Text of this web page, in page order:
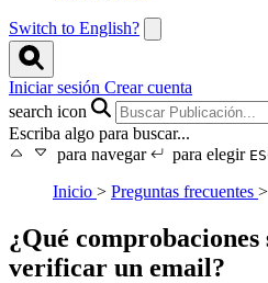
Switch to English?
Iniciar sesión Crear cuenta
search icon
Escriba algo para buscar...
para navegar
para elegir
Inicio > Preguntas frecuentes >
¿Qué
verificar un email?